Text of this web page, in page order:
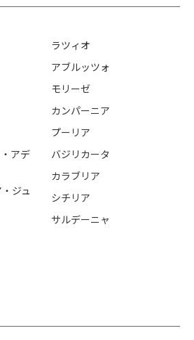
アデ
ジュ
ラツィオ
アブルッツォ
モリーゼ
カンパーニア
プーリア
バジリカータ
カラブリア
シチリア
サルデーニャ